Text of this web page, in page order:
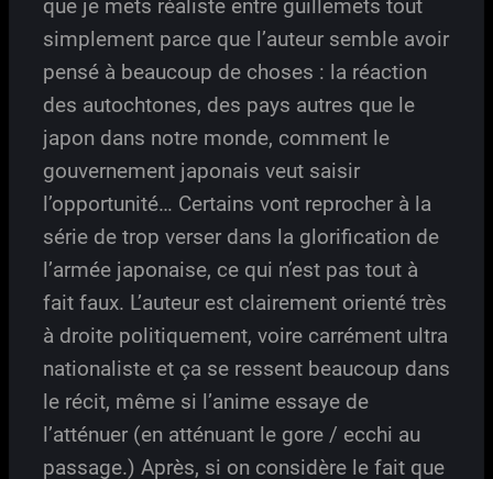
que je mets réaliste entre guillemets tout
simplement parce que l’auteur semble avoir
pensé à beaucoup de choses : la réaction
des autochtones, des pays autres que le
japon dans notre monde, comment le
gouvernement japonais veut saisir
l’opportunité… Certains vont reprocher à la
série de trop verser dans la glorification de
l’armée japonaise, ce qui n’est pas tout à
fait faux. L’auteur est clairement orienté très
à droite politiquement, voire carrément ultra
nationaliste et ça se ressent beaucoup dans
le récit, même si l’anime essaye de
l’atténuer (en atténuant le gore / ecchi au
passage.) Après, si on considère le fait que